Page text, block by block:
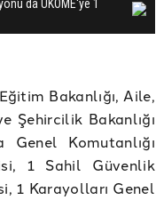
Bakanlığı, Aile,
Şehircilik Bakanlığı
Komutanlığı
1 Sahil Güvenlik
1 Karayolları Genel